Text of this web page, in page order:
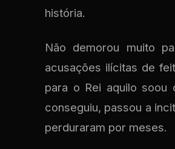
história.
Não demorou muito
acusações ilícitas de
para o Rei aquilo soou
conseguiu, passou a
perduraram por meses.